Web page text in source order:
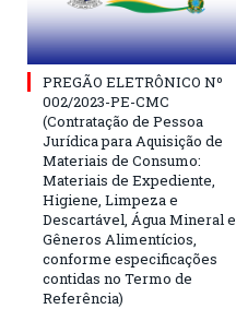
PREGÃO ELETRÔNICO Nº
002/2023-PE-CMC
(Contratação de Pessoa
Jurídica para Aquisição de
Materiais de Consumo:
Materiais de Expediente,
Higiene, Limpeza e
Descartável, Água Mineral e
Gêneros Alimentícios,
conforme especificações
contidas no Termo de
Referência)